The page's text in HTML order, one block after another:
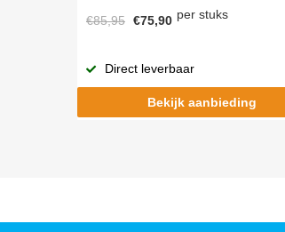
€85,95 €75,90 per stuks
Direct leverbaar
Bekijk aanbieding